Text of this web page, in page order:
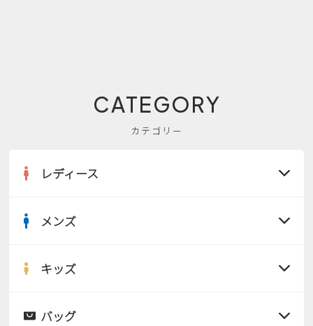
CATEGORY
カテゴリー
レディース
サンダル
メンズ
サンダル
キッズ
バッグ